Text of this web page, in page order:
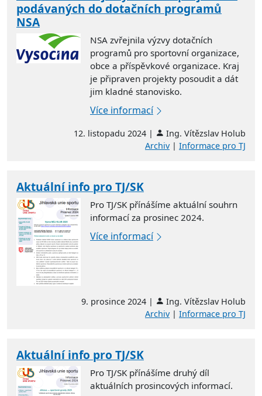
podávaných do dotačních programů
NSA
NSA zvřejnila výzvy dotačních
programů pro sportovní organizace,
obce a příspěvkové organizace. Kraj
je připraven projekty posoudit a dát
jim kladné stanovisko.
Více informací
12. listopadu 2024 |
Ing. Vítězslav Holub
Archiv| Informace pro TJ
Aktuální info pro TJ/SK
Pro TJ/SK přínášíme aktuální souhrn
informací za prosinec 2024.
Více informací
9. prosince 2024 |
Ing. Vítězslav Holub
Archiv| Informace pro TJ
Aktuální info pro TJ/SK
Pro TJ/SK přínášíme druhý díl
aktuálních prosincových informací.